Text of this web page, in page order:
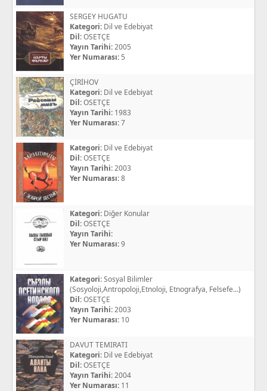
SERGEY HUGATU
Kategori: Dil ve Edebiyat
Dil:OSETÇE
Yayın Tarihi:2005
Yer Numarası: 5
ÇİRİHOV
Kategori: Dil ve Edebiyat
Dil:OSETÇE
Yayın Tarihi: 1983
Yer Numarası:7
Kategori: Dil ve Edebiyat
Dil:OSETÇE
Yayın Tarihi:2003
Yer Numarası:8
Kategori: Diğer Konular
Dil:OSETÇE
Yayın Tarihi:
Yer Numarası:9
Kategori:Sosyal Bilimler
(Sosyoloji,Antropoloji,Etnoloji, Etnografya, Felsefe...)
Dil:OSETÇE
Yayın Tarihi:2003
Yer Numarası: 10
DAVUT TEMIRATI
Kategori: Dil ve Edebiyat
Dil:OSETÇE
Yayın Tarihi:2004
Yer Numarası: 11